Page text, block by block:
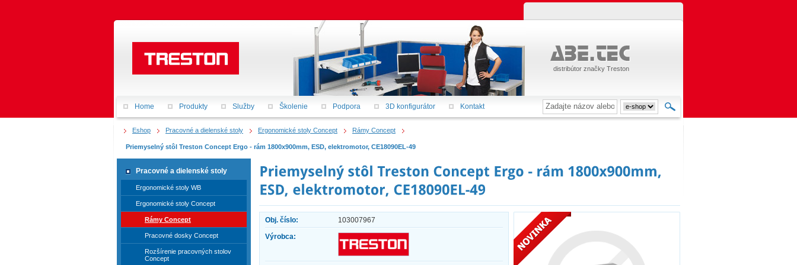
Eshop Pracovné a dielenské stoly Ergonomické stoly Concept Rámy Concept
Priemyselný stôl Treston Concept Ergo - rám 1800x900mm, ESD, elektromotor, CE18090EL-49
Obj. číslo:
103007967
Výrobca:
Pracovné a dielenské stoly
Ergonomické stoly WB
Ergonomické stoly Concept
Rámy Concept
Pracovné dosky Concept
Rozšírenie pracovných stolov
Concept
distribútor značky Treston
Home Produkty Služby Školenie Podpora 3D konfigurátor Kontakt